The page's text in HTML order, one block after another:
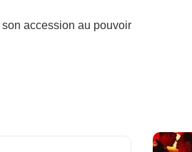
accession au pouvoir